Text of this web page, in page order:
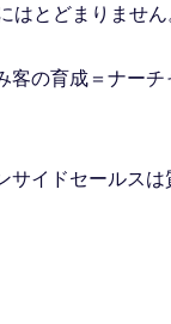
とどまりません
客の育成＝ナー
サイドセールスは